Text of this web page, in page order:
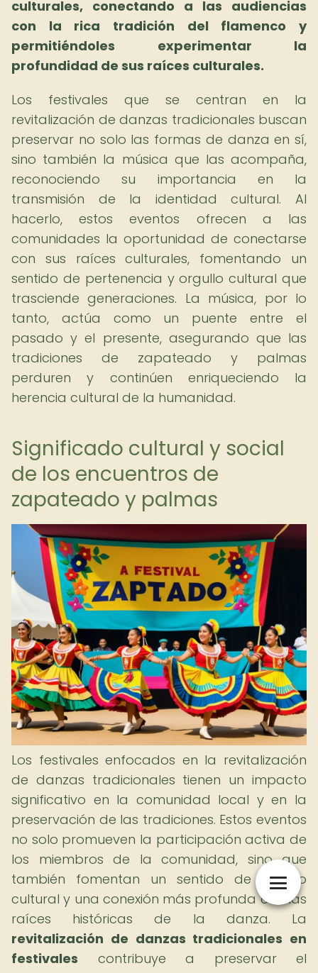
culturales, conectando a las audiencias
con la rica tradición del flamenco y
permitiéndoles experimentar la
profundidad de sus raíces culturales.
Los festivales que se centran en la
revitalización de danzas tradicionales buscan
preservar no solo las formas de danza en sí,
sino también la música que las acompaña,
reconociendo su importancia en la
transmisión de la identidad cultural. Al
hacerlo, estos eventos ofrecen a las
comunidades la oportunidad de conectarse
con sus raíces culturales, fomentando un
sentido de pertenencia y orgullo cultural que
trasciende generaciones. La música, por lo
tanto, actúa como un puente entre el
pasado y el presente, asegurando que las
tradiciones de zapateado y palmas
perduren y continúen enriqueciendo la
herencia cultural de la humanidad.
Significado cultural y social
de los encuentros de
zapateado y palmas
Los festivales enfocados en la revitalización
de danzas tradicionales tienen un impacto
significativo en la comunidad local y en la
preservación de las tradiciones. Estos eventos
no solo promueven la participación activa de
los miembros de la comunidad, sino que
también fomentan un sentido de orgullo
cultural y una conexión más profunda con las
raíces históricas de la danza. La
revitalización de danzas tradicionales en
festivales contribuye a preservar el